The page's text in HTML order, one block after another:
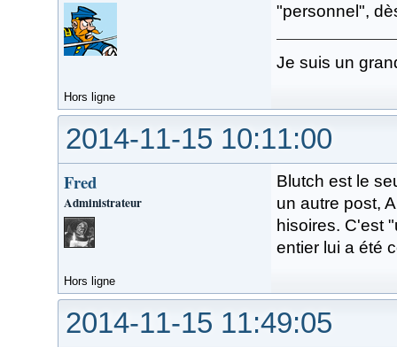
"personnel",
Je suis un
Hors ligne
2014-11-15 10:11:00
Fred
Administrateur
Blutch est le
un autre post,
hisoires. C'est
entier lui a été
Hors ligne
2014-11-15 11:49:05